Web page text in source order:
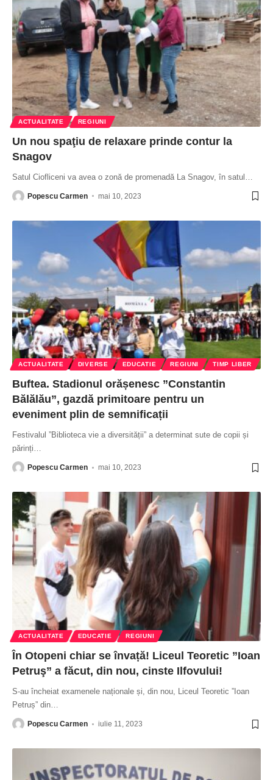
ACTUALITATE REGIUNI
Un nou spaţiu de relaxare prinde contur la
Snagov
Satul Ciofliceni va avea o zonă de promenadă La Snagov, în satul
Popescu Carmen mai 10, 2023
ACTUALITATE DIVERSE EDUCATIE REGIUNI TIMP LIBER
Buftea. Stadionul orășenesc ”Constantin
Bălălău”, gazdă primitoare pentru un
eveniment plin de semnificații
Festivalul ”Biblioteca vie a diversității” a determinat sute de copii și
părinți…
Popescu Carmen mai 10, 2023
ACTUALITATE EDUCATIE REGIUNI
În Otopeni chiar se învață! Liceul Teoretic ”Ioan
Petruş” a făcut, din nou, cinste Ilfovului!
S-au încheiat examenele naționale și, din nou, Liceul Teoretic ”Ioan
Petruș” din…
Popescu Carmen iulie 11, 2023